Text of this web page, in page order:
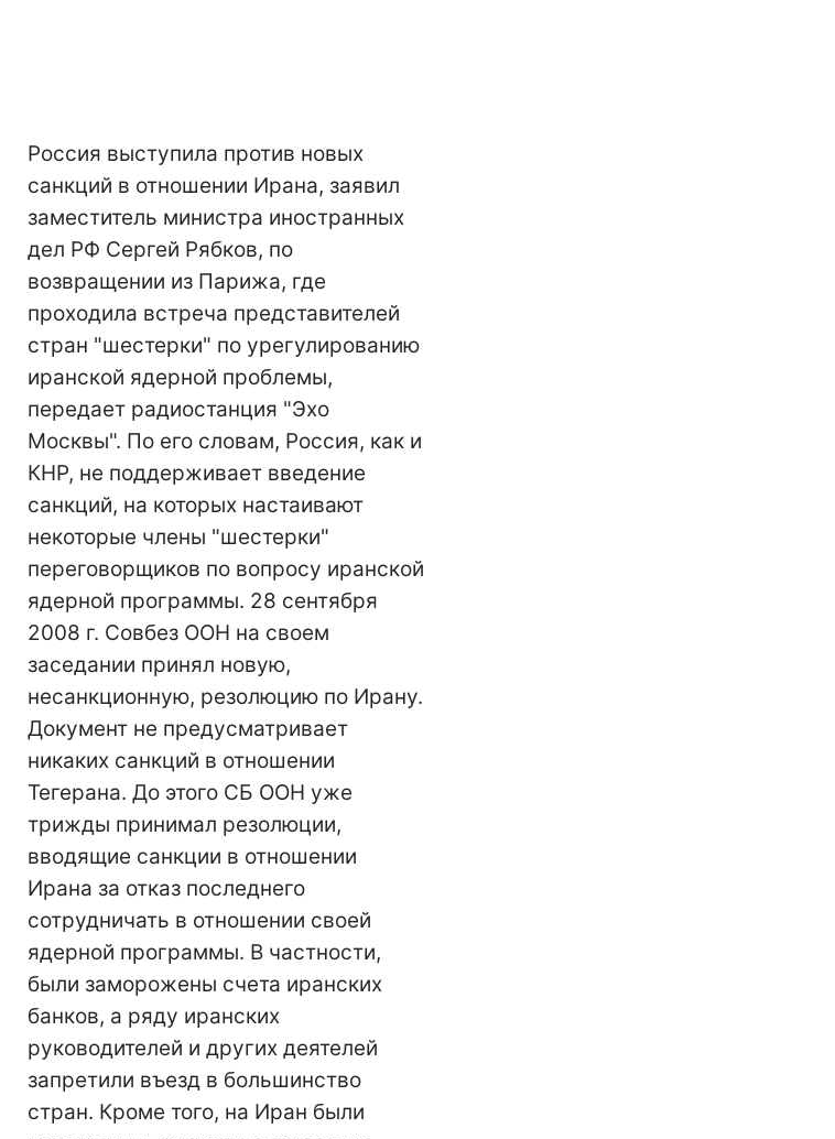
Россия выступила против новых
санкций в отношении Ирана, заявил
заместитель министра иностранных
дел РФ Сергей Рябков, по
возвращении из Парижа, где
проходила встреча представителей
стран "шестерки" по урегулированию
иранской ядерной проблемы,
передает радиостанция "Эхо
Москвы". По его словам, Россия, как и
КНР, не поддерживает введение
санкций, на которых настаивают
некоторые члены "шестерки"
переговорщиков по вопросу иранской
ядерной программы. 28 сентября
2008 г. Совбез ООН на своем
заседании принял новую,
несанкционную, резолюцию по Ирану.
Документ не предусматривает
никаких санкций в отношении
Тегерана. До этого СБ ООН уже
трижды принимал резолюции,
вводящие санкции в отношении
Ирана за отказ последнего
сотрудничать в отношении своей
ядерной программы. В частности,
были заморожены счета иранских
банков, а ряду иранских
руководителей и других деятелей
запретили въезд в большинство
стран. Кроме того, на Иран были